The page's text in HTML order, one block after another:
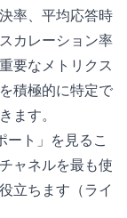
率、平均応答時
カレーション率
要なメトリクス
積極的に特定で
ます。
ト」を見るこ
ャネルを最も使
立ちます（ライ